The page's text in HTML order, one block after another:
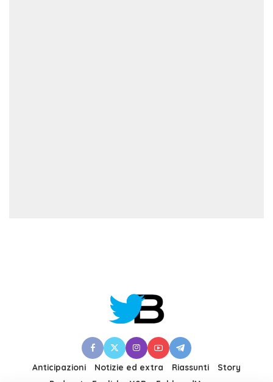
Anticipazioni Notizie ed extra Riassunti
Story